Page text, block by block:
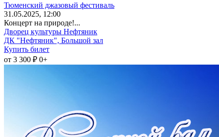
Тюменский джазовый фестиваль
31 .05.2025, 12:00
Концерт на природе!...
Дворец культуры Нефтяник
ДК "Нефтяник", Большой зал
Купить билет
от 3 300 ₽ 0+